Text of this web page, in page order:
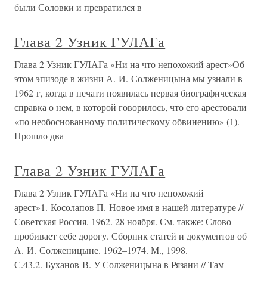
были Соловки и превратился в
Глава 2 Узник ГУЛАГа
Глава 2 Узник ГУЛАГа «Ни на что непохожий арест»Об
этом эпизоде в жизни А. И. Солженицына мы узнали в
1962 г, когда в печати появилась первая биографическая
справка о нем, в которой говорилось, что его арестовали
«по необоснованному политическому обвинению» (1).
Прошло два
Глава 2 Узник ГУЛАГа
Глава 2 Узник ГУЛАГа «Ни на что непохожий
арест»1. Косолапов П. Новое имя в нашей литературе //
Советская Россия. 1962. 28 ноября. См. также: Слово
пробивает себе дорогу. Сборник статей и документов об
А. И. Солженицыне. 1962–1974. М., 1998.
С.43.2. Буханов В. У Солженицына в Рязани // Там